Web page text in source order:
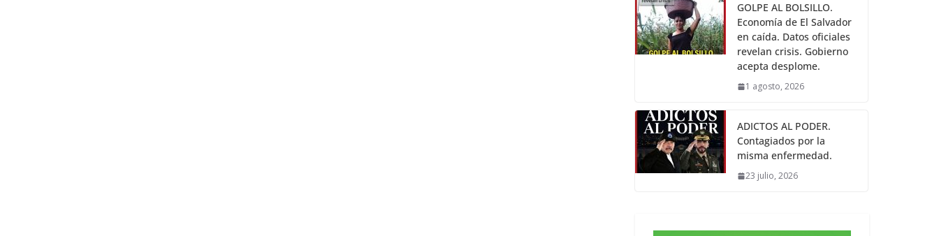
GOLPE AL BOLSILLO.
Economía de El Salvador
en caída. Datos oficiales
revelan crisis. Gobierno
acepta desplome.
1 agosto, 2026
ADICTOS AL PODER.
Contagiados por la
misma enfermedad.
23 julio, 2026